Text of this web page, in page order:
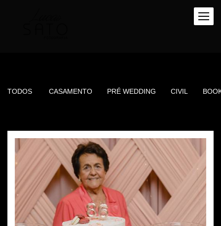
TODOS CASAMENTO PRÉ WEDDING CIVIL